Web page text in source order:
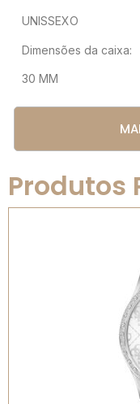
UNISSEXO
Dimensões da caixa:
30 MM
Produtos